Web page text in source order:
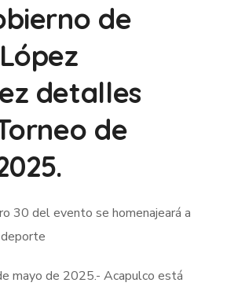
de
detalles
de
30 del evento se homenajeará a
mayo de 2025.- Acapulco está